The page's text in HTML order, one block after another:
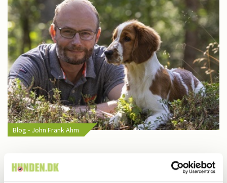
Blog - John Frank Ahm
Træning på hundens præmisser